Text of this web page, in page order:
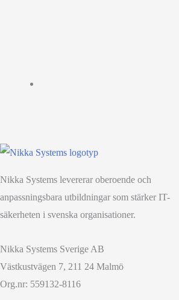
Nikka Systems levererar oberoende och
anpassningsbara utbildningar som stärker IT-
säkerheten i svenska organisationer.
Nikka Systems Sverige AB
Västkustvägen 7, 211 24 Malmö
Org.nr: 559132-8116